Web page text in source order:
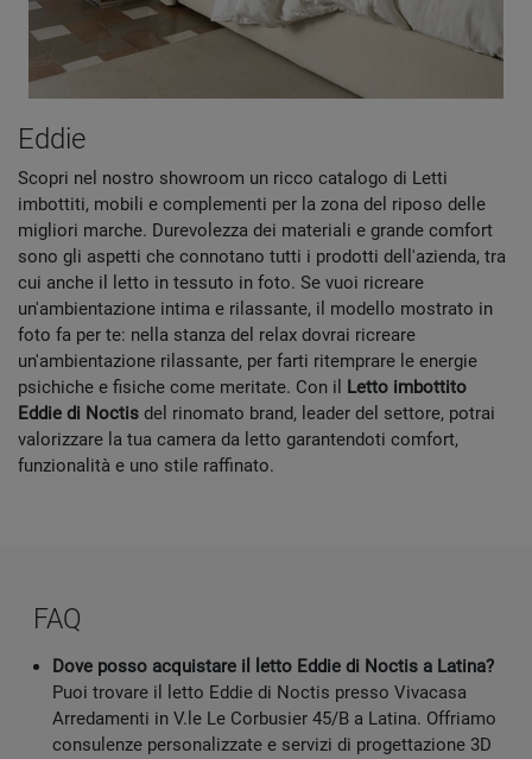
Eddie
Scopri nel nostro showroom un ricco catalogo di Letti
imbottiti, mobili e complementi per la zona del riposo delle
migliori marche. Durevolezza dei materiali e grande comfort
sono gli aspetti che connotano tutti i prodotti dell'azienda, tra
cui anche il letto in tessuto in foto. Se vuoi ricreare
un'ambientazione intima e rilassante, il modello mostrato in
foto fa per te: nella stanza del relax dovrai ricreare
un'ambientazione rilassante, per farti ritemprare le energie
psichiche e fisiche come meritate. Con il Letto imbottito
Eddie di Noctis del rinomato brand, leader del settore, potrai
valorizzare la tua camera da letto garantendoti comfort,
funzionalità e uno stile raffinato.
FAQ
Dove posso acquistare il letto Eddie di Noctis a Latina?
Puoi trovare il letto Eddie di Noctis presso Vivacasa
Arredamenti in V.le Le Corbusier 45/B a Latina. Offriamo
consulenze personalizzate e servizi di progettazione 3D